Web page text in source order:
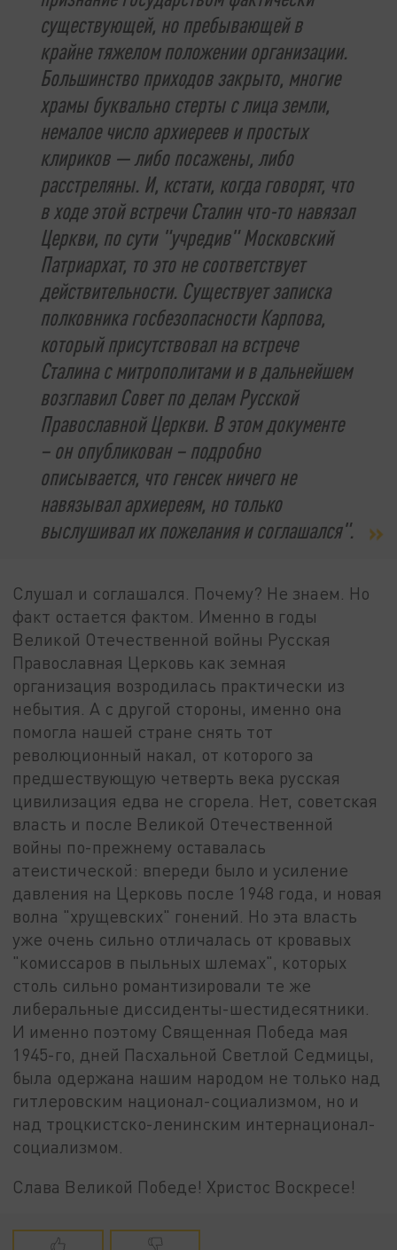
существующей, но пребывающей в
крайне тяжелом положении организации.
Большинство приходов закрыто, многие
храмы буквально стерты с лица земли,
немалое число архиереев и простых
клириков — либо посажены, либо
расстреляны. И, кстати, когда говорят, что
в ходе этой встречи Сталин что-то навязал
Церкви, по сути "учредив" Московский
Патриархат, то это не соответствует
действительности. Существует записка
полковника госбезопасности Карпова,
который присутствовал на встрече
Сталина с митрополитами и в дальнейшем
возглавил Совет по делам Русской
Православной Церкви. В этом документе
– он опубликован – подробно
описывается, что генсек ничего не
навязывал архиереям, но только
выслушивал их пожелания и соглашался".
Слушал и соглашался. Почему? Не знаем. Но
факт остается фактом. Именно в годы
Великой Отечественной войны Русская
Православная Церковь как земная
организация возродилась практически из
небытия. А с другой стороны, именно она
помогла нашей стране снять тот
революционный накал, от которого за
предшествующую четверть века русская
цивилизация едва не сгорела. Нет, советская
власть и после Великой Отечественной
войны по-прежнему оставалась
атеистической: впереди было и усиление
давления на Церковь после 1948 года, и новая
волна "хрущевских" гонений. Но эта власть
уже очень сильно отличалась от кровавых
"комиссаров в пыльных шлемах", которых
столь сильно романтизировали те же
либеральные диссиденты-шестидесятники.
И именно поэтому Священная Победа мая
1945-го, дней Пасхальной Светлой Седмицы,
была одержана нашим народом не только над
гитлеровским национал-социализмом, но и
над троцкистско-ленинским интернационал-
социализмом.
Слава Великой Победе! Христос Воскресе!